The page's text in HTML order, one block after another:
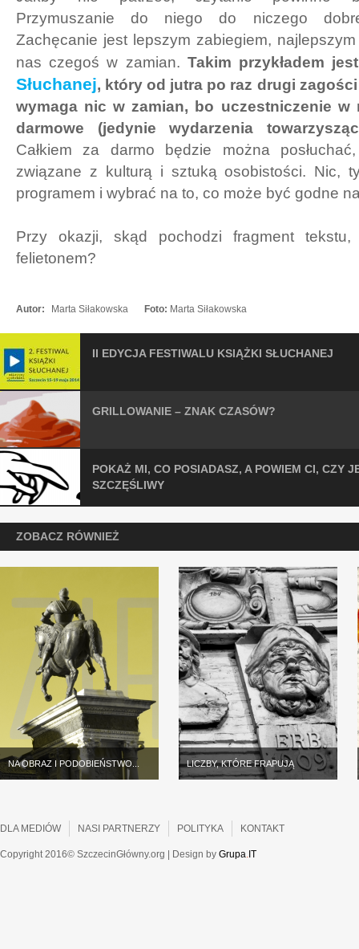
Przymuszanie do niego do niczego
Zachęcanie jest lepszym zabiegiem,
nas czegoś w zamian. Takim przykładem
Słuchanej, który od jutra po raz drugi
wymaga nic w zamian, bo uczestniczenie w
darmowe (jedynie wydarzenia
Całkiem za darmo będzie można
związane z kulturą i sztuką osobistości. Nic,
programem i wybrać na to, co może być godne
Przy okazji, skąd pochodzi fragment
felietonem?
Autor: Marta Siłakowska Foto: Marta Siłakowska
II EDYCJA FESTIWALU KSIĄŻKI SŁUCHANEJ
GRILLOWANIE – ZNAK CZASÓW?
POKAŻ MI, CO POSIADASZ, A POWIEM CI, CZY
SZCZĘŚLIWY
ZOBACZ RÓWNIEŻ
NA OBRAZ I PODOBIEŃSTWO... LICZBY, KTÓRE FRAPUJĄ
DLA MEDIÓW NASI PARTNERZY POLITYKA KONTAKT
Copyright 2016© SzczecinGłówny.org | Design by Grupa. IT